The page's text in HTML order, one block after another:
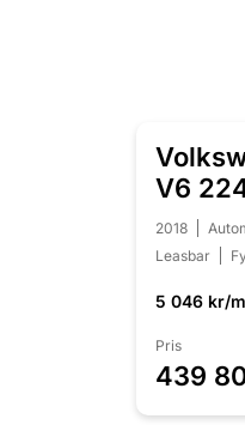
V6
Moms
2018
Leasbar
5 046 kr/
Pris
439